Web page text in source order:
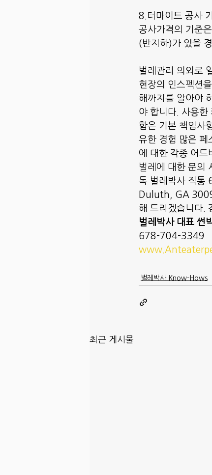
8.터마이트 공사
공사가격의 기준
(반지하)가 있을
벌레관리 의외로
현장의 인스펙션
해까지를 알아야
야 합니다. 사용한
함은 기본 책임사
유한 경험 많은 페
에 대한 각종 어드
벌레에 대한 문의
독 벌레박사 직
Duluth, GA
해 드리겠습니다.
벌레박사 대표 썬
678-704-3349
벌레박사 Know-Hows
최근 게시물